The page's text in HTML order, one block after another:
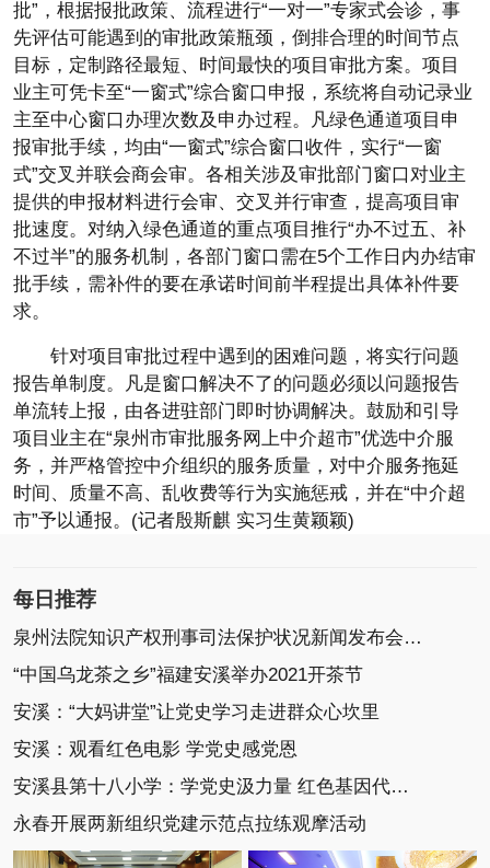
批”，根据报批政策、流程进行“一对一”专家式会诊，事
先评估可能遇到的审批政策瓶颈，倒排合理的时间节点
目标，定制路径最短、时间最快的项目审批方案。项目
业主可凭卡至“一窗式”综合窗口申报，系统将自动记录业
主至中心窗口办理次数及申办过程。凡绿色通道项目申
报审批手续，均由“一窗式”综合窗口收件，实行“一窗
式”交叉并联会商会审。各相关涉及审批部门窗口对业主
提供的申报材料进行会审、交叉并行审查，提高项目审
批速度。对纳入绿色通道的重点项目推行“办不过五、补
不过半”的服务机制，各部门窗口需在5个工作日内办结审
批手续，需补件的要在承诺时间前半程提出具体补件要
求。
针对项目审批过程中遇到的困难问题，将实行问题
报告单制度。凡是窗口解决不了的问题必须以问题报告
单流转上报，由各进驻部门即时协调解决。鼓励和引导
项目业主在“泉州市审批服务网上中介超市”优选中介服
务，并严格管控中介组织的服务质量，对中介服务拖延
时间、质量不高、乱收费等行为实施惩戒，并在“中介超
市”予以通报。(记者殷斯麒 实习生黄颖颖)
每日推荐
泉州法院知识产权刑事司法保护状况新闻发布会召开
“中国乌龙茶之乡”福建安溪举办2021开茶节
安溪：“大妈讲堂”让党史学习走进群众心坎里
安溪：观看红色电影 学党史感党恩
安溪县第十八小学：学党史汲力量 红色基因代代传
永春开展两新组织党建示范点拉练观摩活动